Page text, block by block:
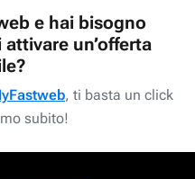
e hai bisogno
un’offerta
, ti basta un click
subito!